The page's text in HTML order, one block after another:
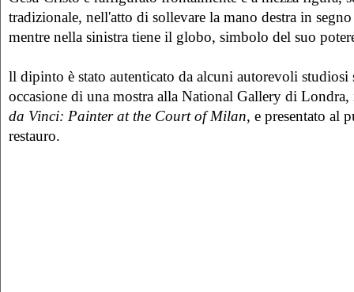
tradizionale, nell'atto di sollevare la mano destra in
mentre nella sinistra tiene il globo, simbolo del suo
ll dipinto è stato autenticato da alcuni autorevoli
occasione di una mostra alla National Gallery di
da Vinci: Painter at the Court of Milan, e presentato al
restauro.